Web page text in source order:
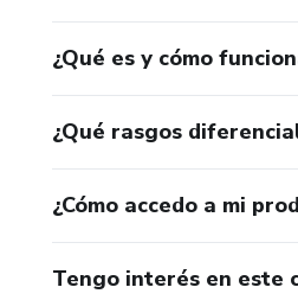
¿Qué es y cómo
¿Qué rasgos
¿Cómo accedo a mi
Tengo interés en este